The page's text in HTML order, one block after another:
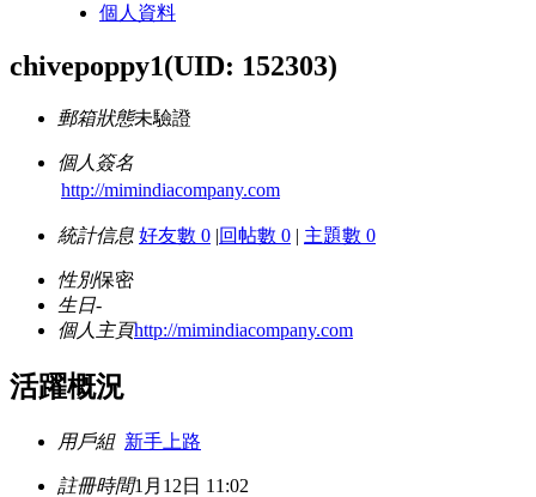
個人資料
chivepoppy1(UID: 152303)
郵箱狀態未驗證
個人簽名
http://mimindiacompany.com
統計信息 好友數 0 |回帖數 0 | 主題數 0
性別保密
生日-
個人主頁http://mimindiacompany.com
活躍概況
用戶組 新手上路
註冊時間1月12日 11:02